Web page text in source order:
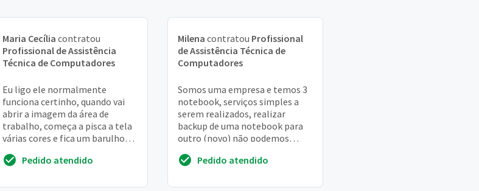
Maria Cecília contratou
Profissional de Assistência
Técnica de Computadores
Eu ligo ele normalmente
funciona certinho, quando vai
abrir a imagem da área de
trabalho, começa a pisca a tela
várias cores e fica um barulho
curto circuito. ...
Pedido atendido
Milena contratou Profissional
de Assistência Técnica de
Computadores
Somos uma empresa e temos 3
notebook, serviços simples a
serem realizados, realizar
backup de uma notebook para
outro (novo) não podemos
deixar cada notebook (qu...
Pedido atendido